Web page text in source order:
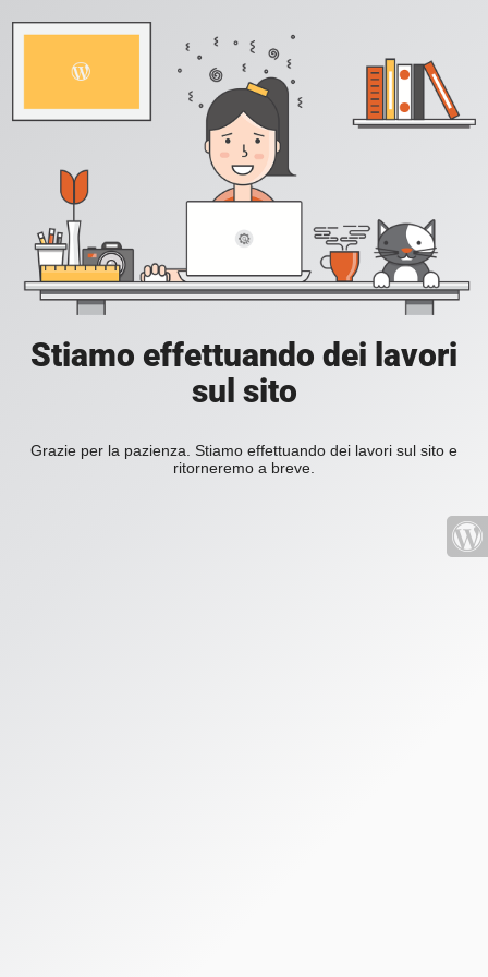
Stiamo effettuando dei lavori
sul sito
Grazie per la pazienza. Stiamo effettuando dei lavori sul sito e
ritorneremo a breve.